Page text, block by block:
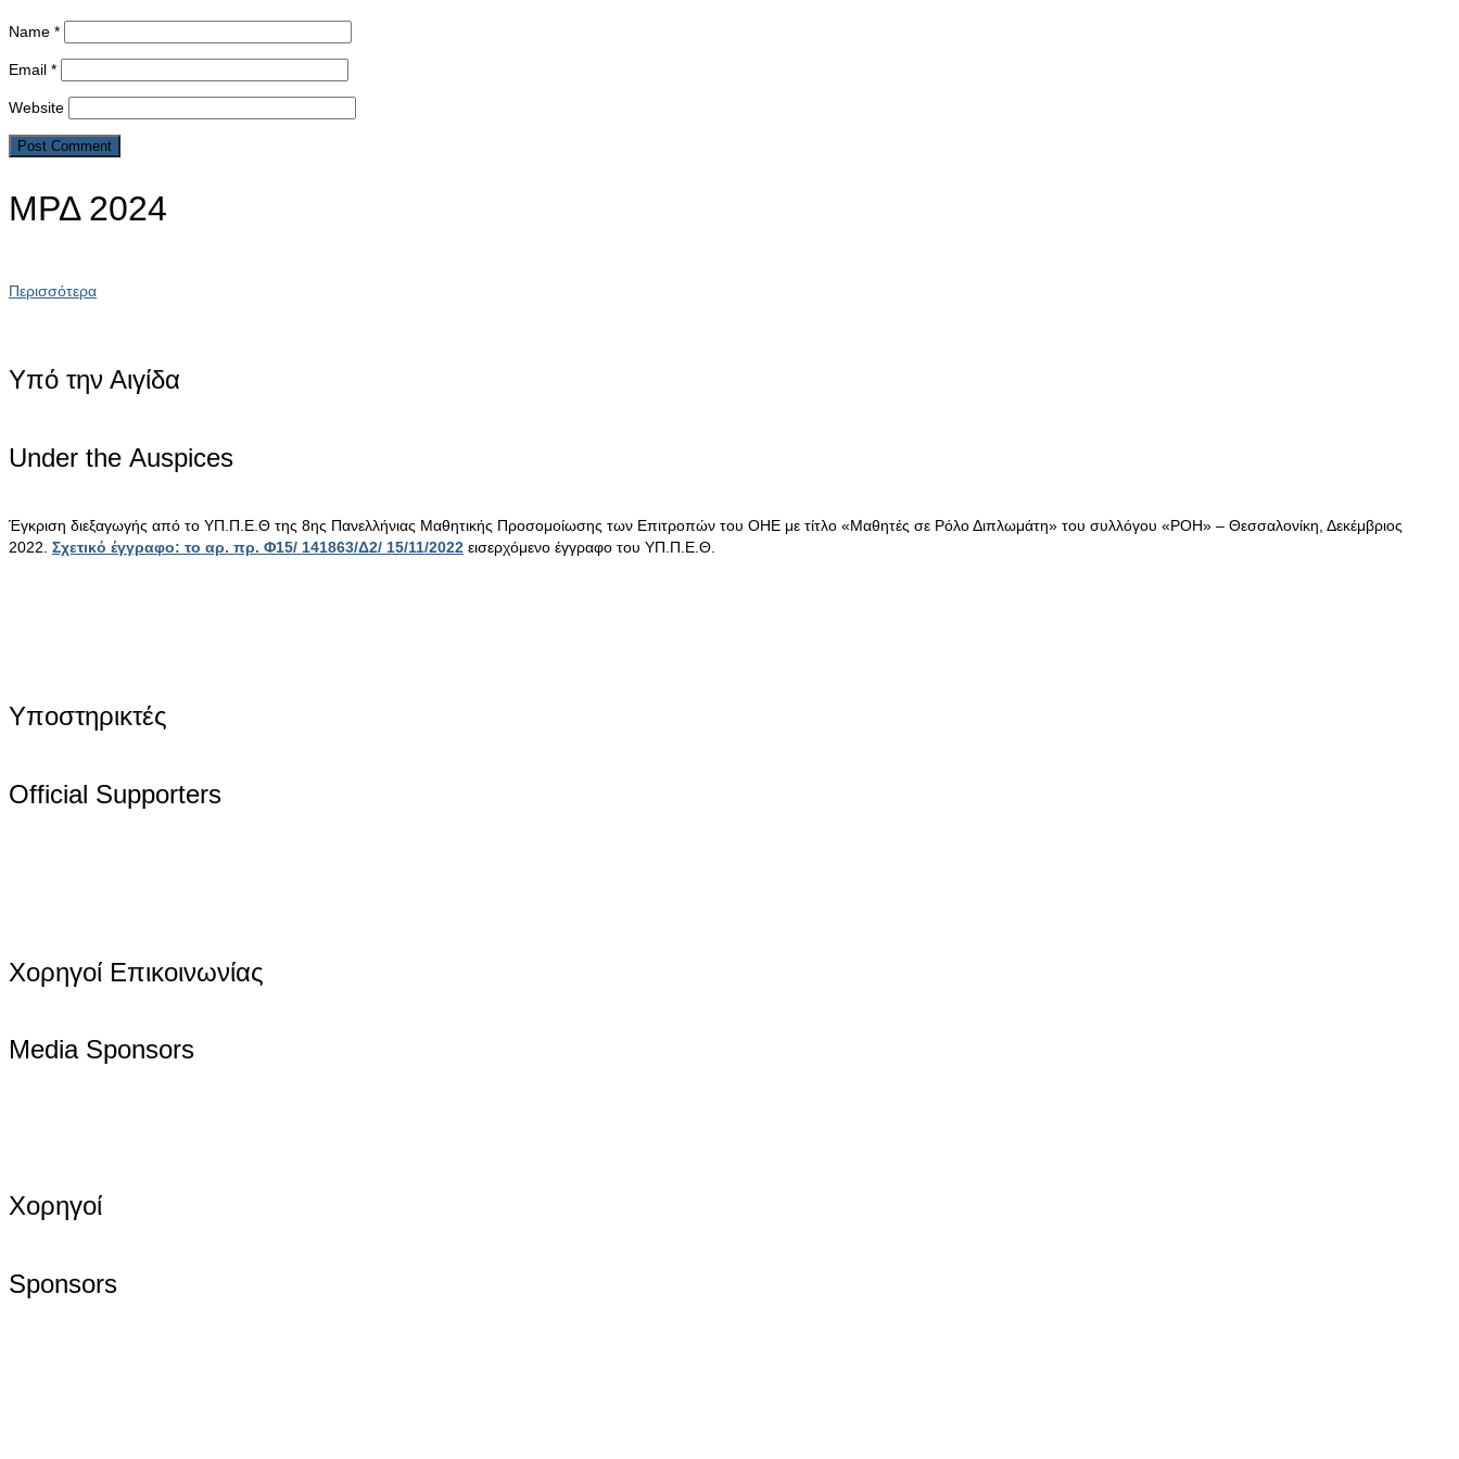
Name *
Email *
Website
ΜΡΔ 2024
Περισσότερα
Υπό την Αιγίδα
Under the Αuspices
Έγκριση διεξαγωγής από το ΥΠ.Π.Ε.Θ της 8ης Πανελλήνιας Μαθητικής Προσομοίωσης των Επιτροπών του ΟΗΕ με τίτλο «Μαθητές σε Ρόλο Διπλωμάτη» του συλλόγου «ΡΟΗ» – Θεσσαλονίκη, Δεκέμβριος
2022. Σχετικό έγγραφο: το αρ. πρ. Φ15/ 141863/Δ2/ 15/11/2022 εισερχόμενο έγγραφο του ΥΠ.Π.Ε.Θ.
Υποστηρικτές
Official Supporters
Χορηγοί Επικοινωνίας
Media Sponsors
Χορηγοί
Sponsors